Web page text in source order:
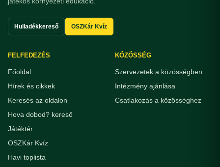
Hulladékkereső OSZKár Kvíz
FELFEDEZÉS
Főoldal
Hírek és cikkek
Keresés az oldalon
Hova dobod? kereső
Játéktér
OSZKár Kvíz
Havi toplista
KÖZÖSSÉG
Szervezetek a közösségben
Intézmény ajánlása
Csatlakozás a közösséghez